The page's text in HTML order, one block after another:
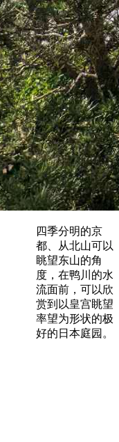
四季分明的京
都、从北山可以
眺望东山的角
度，在鸭川的水
流面前，可以欣
赏到以皇宫眺望
率望为形状的极
好的日本庭园。